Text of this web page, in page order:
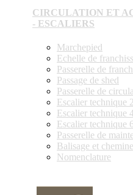
CIRCULATION ET
- ESCALIERS
Marchepied
Echelle de
Passerelle de
Passage de shed
Passerelle de
Escalier technique
Escalier technique
Escalier technique
Passerelle de
Balisage et
Nomenclature